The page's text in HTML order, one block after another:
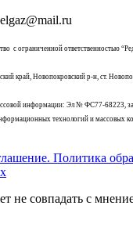
с ограниченной ответственностью
край, Новопокровский р-н, ст.
информации: Эл № ФС77-68223,
технологий и массовых
Политика
не совпадать с